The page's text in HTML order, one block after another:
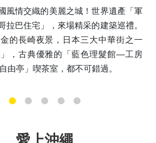
當郵輪靠岸八代港口，別錯過以熊本熊
本熊特色公園」超大的6公尺熊本熊
拍，總共有84座熊熊雕像，出沒在整個
要留好拍照時間！
1 2 3 4 5